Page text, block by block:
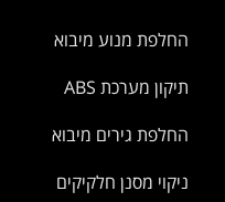
החלפת מנוע מיבוא
תיקון מערכת ABS
החלפת גירים מיבוא
ניקוי מסנן חלקיקים